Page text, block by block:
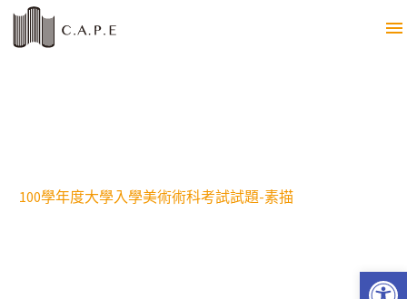
100學年度大學入學美術術科考試試題-素描